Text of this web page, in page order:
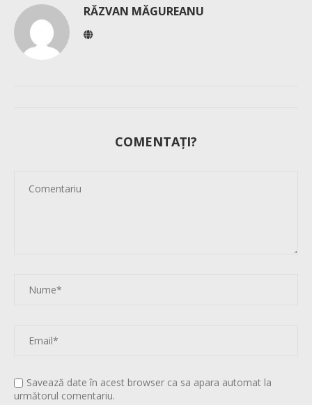
RĂZVAN MĂGUREANU
COMENTAȚI?
Savează date în acest browser ca sa apara automat la
următorul comentariu.